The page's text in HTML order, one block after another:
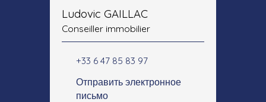
Ludovic GAILLAC
Conseiller immobilier
+33 6 47 85 83 97
Отправить электронное
письмо